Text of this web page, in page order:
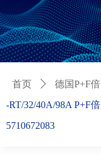
首页 ꄲ 德国P+F
-RT/32/40A/98A P+F
5710672083